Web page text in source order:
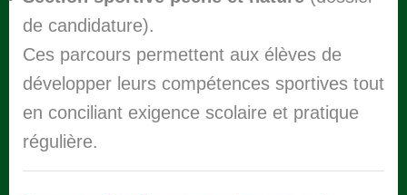
de candidature).
Ces parcours permettent aux élèves de
développer leurs compétences sportives tout
en conciliant exigence scolaire et pratique
régulière.